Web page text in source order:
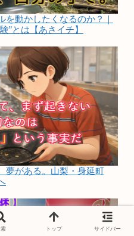
を動かしたくなるのか？｜
”とは【あさイチ】
夢がある。山梨・身延町
トップ サイドバー